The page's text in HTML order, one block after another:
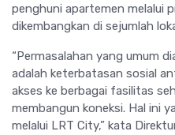
penghuni apartemen melalui
dikembangkan di sejumlah
“Permasalahan yang umum
adalah keterbatasan sosial
akses ke berbagai fasilitas
membangun koneksi. Hal ini
melalui LRT City,” kata